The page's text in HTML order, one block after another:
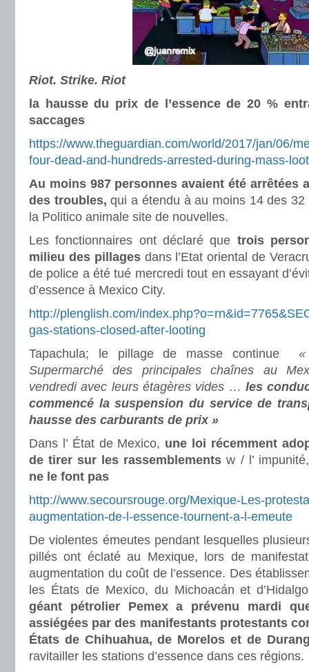
Riot. Strike. Riot
la hausse du prix de l’essence de 20 %
saccages
https://www.theguardian.com/world/2017/jan/06/
four-dead-and-hundreds-arrested-during-mass-
Au moins 987 personnes avaient été arrêtées
des troubles, qui a étendu à au moins 14 des
la Politico animale site de nouvelles.
Les fonctionnaires ont déclaré que trois
milieu des pillagesdans l’Etat oriental de
de police a été tué mercredi tout en essayant
d’essence à Mexico City.
http://plenglish.com/
gas-stations-closed-after-looting
Tapachula; le pillage de masse continue «
Supermarché des principales chaînes au
vendredi avec leurs étagères vides … les
commencé la suspension du service de
hausse des carburants de prix »
Dans l’ État de Mexico, une loi récemment
de tirer sur les rassemblements w / l’
ne le font pas
http://www.secoursrouge.org/Mexique-Les-
augmentation-de-l-essence-tournent-a-l-emeute
De violentes émeutes pendant lesquelles
pillés ont éclaté au Mexique, lors de
augmentation du coût de l’essence. Des
les États de Mexico, du Michoacán et
géant pétrolier Pemex a prévenu mardi
assiégées par des manifestants protestants
États de Chihuahua, de Morelos et de
ravitailler les stations d’essence dans ces régions.